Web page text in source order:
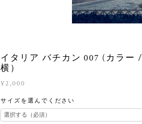
イタリア バチカン 007 (カラー /
横）
¥2,000
サイズを選んでください